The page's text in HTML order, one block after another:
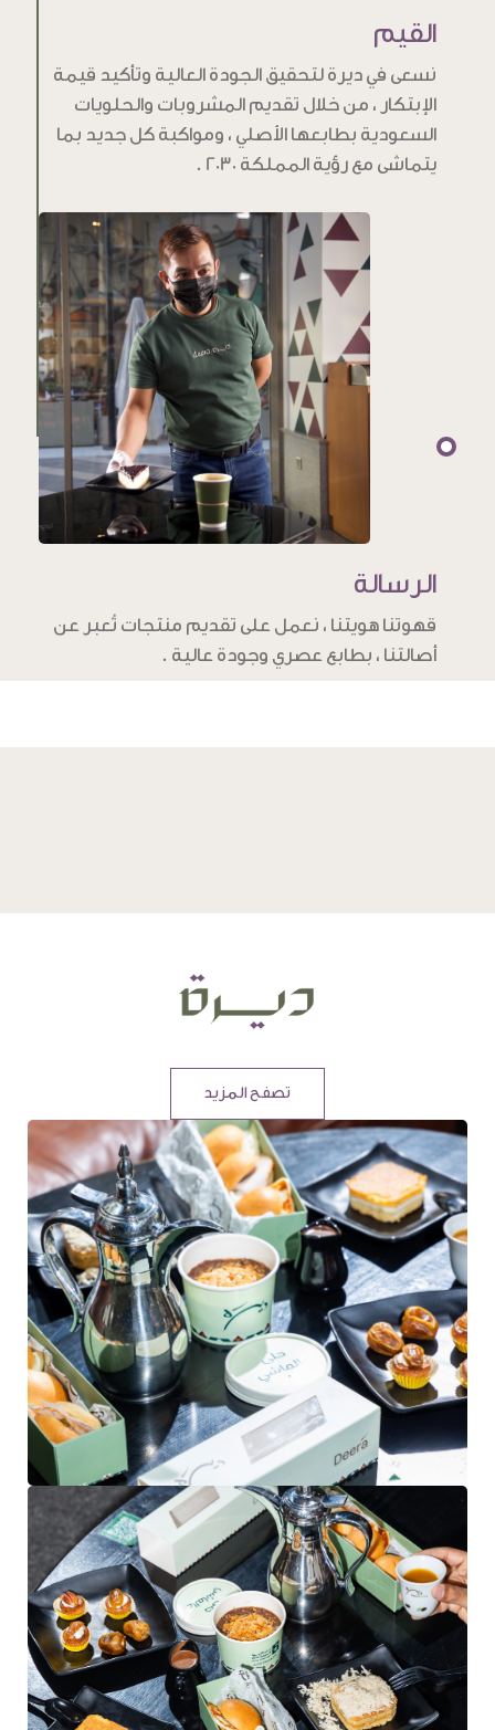
القيم
نسعى في ديرة لتحقيق الجودة العالية وتأكيد قيمة
الإبتكار ، من خلال تقديم المشروبات والحلويات
السعودية بطابعها الأصلي ، ومواكبة كل جديد بما
يتماشى مع رؤية المملكة 2030 .
الرسالة
قهوتنا هويتنا ، نعمل على تقديم منتجات تُعبر عن
أصالتنا ، بطابع عصري وجودة عالية .
تصفح المزيد